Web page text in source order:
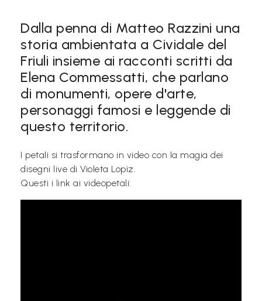
Dalla penna di Matteo Razzini una
storia ambientata a Cividale del
Friuli insieme ai racconti scritti da
Elena Commessatti, che parlano
di monumenti, opere d'arte,
personaggi famosi e leggende di
questo territorio.
I petali si trasformano in video con la magia dei
disegni live di Violeta Lopìz.
Questi i link ai videopetali: